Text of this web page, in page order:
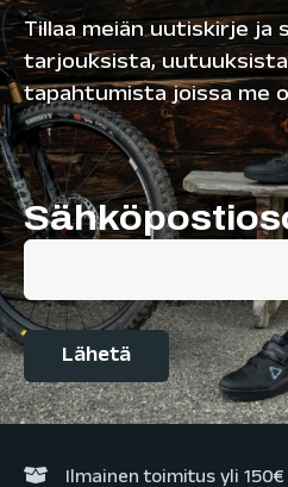
Tillaa meiän uutiskirje ja
tarjouksista,
tapahtumista joissa me
Ilmainen toimitus yli